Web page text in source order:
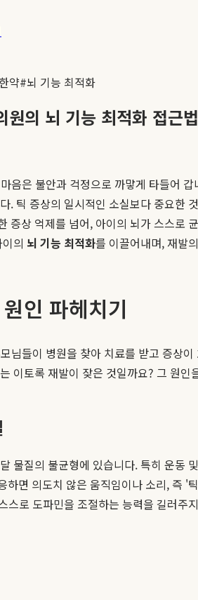
약#뇌 기능 최적화
의 뇌 기능 최적화 접근법
음은 불안과 걱정으로 까맣게 타들어
. 틱 증상의 일시적인 소실보다 중요
증상 억제를 넘어, 아이의 뇌가 스스로
의 뇌 기능 최적화를 이끌어내며, 재발
인 파헤치기
들이 병원을 찾아 치료를 받고 증상
이토록 재발이 잦은 것일까요? 그 원인
물질의 불균형에 있습니다. 특히 운
면 의도치 않은 움직임이나 소리, 즉
로 도파민을 조절하는 능력을 길러